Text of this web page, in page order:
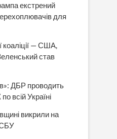
екстрений
для
коаліції — США,
став
ДБР проводить
всій Україні
викрили на
СБУ